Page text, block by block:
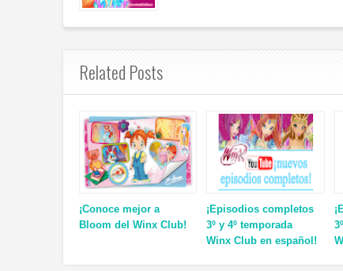
Related Posts
¡Conoce mejor a
Bloom del Winx Club!
¡Episodios completos
3º y 4º temporada
Winx Club en español!